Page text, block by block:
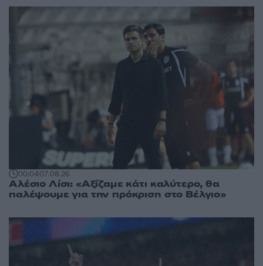
00:0407.08.26
Αλέσιο Λίσι: «Αξίζαμε κάτι καλύτερο, θα
παλέψουμε για την πρόκριση στο Βέλγιο»